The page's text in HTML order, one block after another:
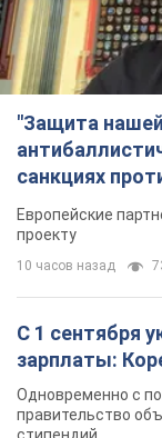
"Защита
санкциях
Видео
Европейские
проекту
10 часов назад
С 1 сентября
зарплаты:
Одновременно с
правительство